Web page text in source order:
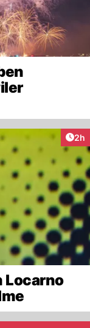
2h
Locarno